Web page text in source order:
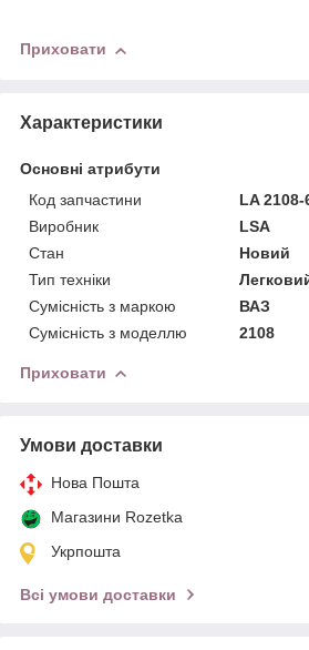
Приховати
Характеристики
Основні атрибути
Код запчастини
LA 2108-
Виробник
LSA
Стан
Новий
Тип техніки
Сумісність з маркою
ВАЗ
Сумісність з моделлю
2108
Приховати
Умови доставки
Нова Пошта
Магазини Rozetka
Укрпошта
Всі умови доставки